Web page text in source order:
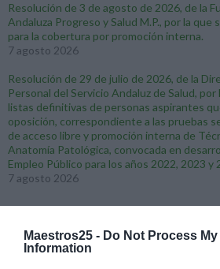
Maestros25 - Do Not Process My
Information
Resolución de 3 de agosto de 2026, de la
Andaluza Progreso y Salud M.P., por la
para la cobertura por promoción interna.
7 agosto 2026
Resolución de 29 de julio de 2026, de la
Personal del Servicio Andaluz de Salud,
listas definitivas de personas aspirantes
oposición, correspondiente a las pruebas
de acceso libre y promoción interna de
Anatomía Patológica, convocada en
Empleo Público para los años 2022, 2023 y
7 agosto 2026
CASTILLA Y LEÓN